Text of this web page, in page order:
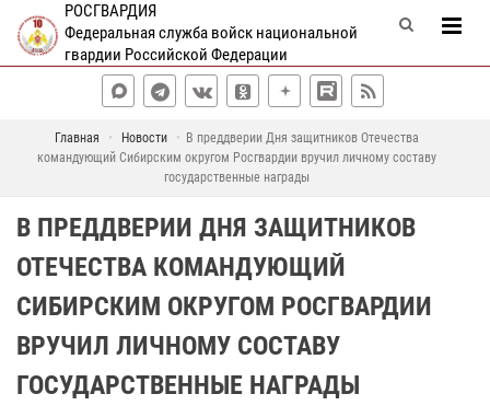
РОСГВАРДИЯ
Федеральная служба войск национальной
гвардии Российской Федерации
Главная Новости
В преддверии Дня защитников Отечества
командующий Сибирским округом Росгвардии вручил личному составу
государственные награды
В ПРЕДДВЕРИИ ДНЯ ЗАЩИТНИКОВ
ОТЕЧЕСТВА КОМАНДУЮЩИЙ
СИБИРСКИМ ОКРУГОМ РОСГВАРДИИ
ВРУЧИЛ ЛИЧНОМУ СОСТАВУ
ГОСУДАРСТВЕННЫЕ НАГРАДЫ